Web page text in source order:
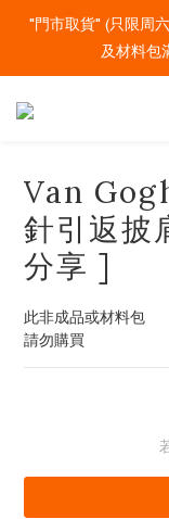
"門市取貨" (只限周
及材料包
Van
針引返披
分享 ]
此非成品或材料包
請勿購買